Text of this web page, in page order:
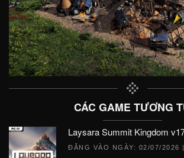
CÁC GAME TƯƠNG
Laysara Summit Kingdom
ĐĂNG VÀO NGÀY: 02/07/2026